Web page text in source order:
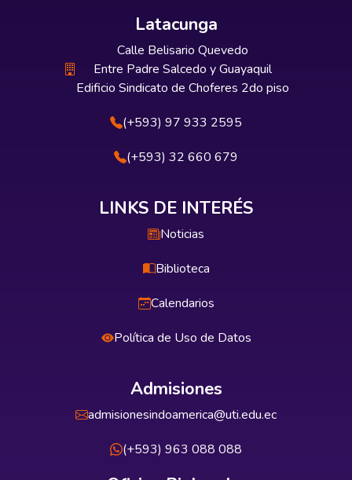
Latacunga
Calle Belisario Quevedo
Entre Padre Salcedo y Guayaquil
Edificio Sindicato de Choferes 2do piso
(+593) 97 933 2595
(+593) 32 660 679
LINKS DE INTERÉS
Noticias
Biblioteca
Calendarios
Política de Uso de Datos
Admisiones
admisionesindoamerica@uti.edu.ec
(+593) 963 088 088